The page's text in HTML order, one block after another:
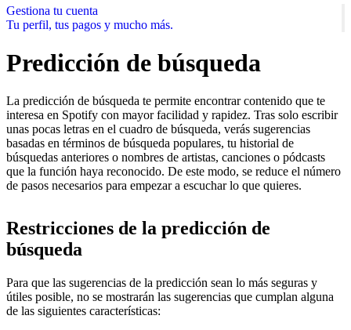
Gestiona tu cuenta
Tu perfil, tus pagos y mucho más.
Predicción de búsqueda
La predicción de búsqueda te permite encontrar contenido que te
interesa en Spotify con mayor facilidad y rapidez. Tras solo escribir
unas pocas letras en el cuadro de búsqueda, verás sugerencias
basadas en términos de búsqueda populares, tu historial de
búsquedas anteriores o nombres de artistas, canciones o pódcasts
que la función haya reconocido. De este modo, se reduce el número
de pasos necesarios para empezar a escuchar lo que quieres.
Restricciones de la predicción de
búsqueda
Para que las sugerencias de la predicción sean lo más seguras y
útiles posible, no se mostrarán las sugerencias que cumplan alguna
de las siguientes características: